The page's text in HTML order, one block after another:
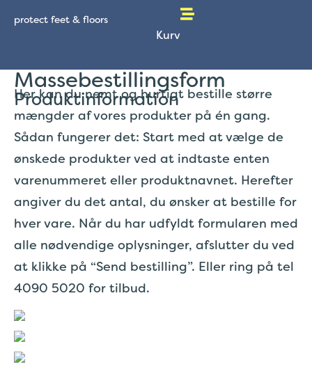
protect feet & floors
Kurv
Massebestillingsform
Produktinformation
Her kan du nemt og hurtigt bestille større
mængder af vores produkter på én gang.
Sådan fungerer det: Start med at vælge de
ønskede produkter ved at indtaste enten
varenummeret eller produktnavnet. Herefter
angiver du det antal, du ønsker at bestille for
hver vare. Når du har udfyldt formularen med
alle nødvendige oplysninger, afslutter du ved
at klikke på “Send bestilling”. Eller ring på tel
4090 5020 for tilbud.